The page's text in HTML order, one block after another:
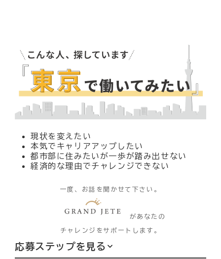
現状を変えたい
本気でキャリアアップしたい
都市部に住みたいが一歩が踏み出せない
経済的な理由でチャレンジできない
一度、お話を聞かせて下さい。
があなたの
チャレンジをサポートします。
応募ステップを見る